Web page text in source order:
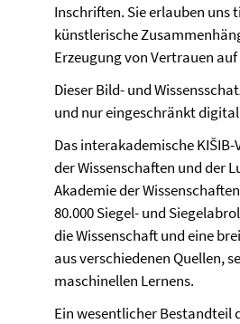
Inschriften. Sie erlauben
künstlerische
Erzeugung von Vertrauen
Dieser Bild- und
und nur eingeschränkt
Das interakademische
der Wissenschaften und der
Akademie der
80.000 Siegel- und
die Wissenschaft und eine
aus verschiedenen Quellen,
maschinellen Lernens.
Ein wesentlicher Bestandteil